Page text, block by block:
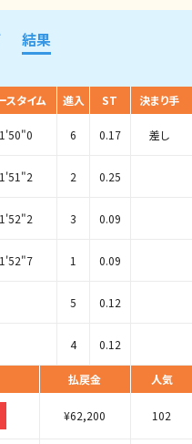
結果
スタイム 進入 ST 決まり手
1'50"0 6 0.17 差し
1'51"2 2 0.25
1'52"2 3 0.09
1'52"7 1 0.09
5 0.12
4 0.12
払戻金 人気
¥62,200 102